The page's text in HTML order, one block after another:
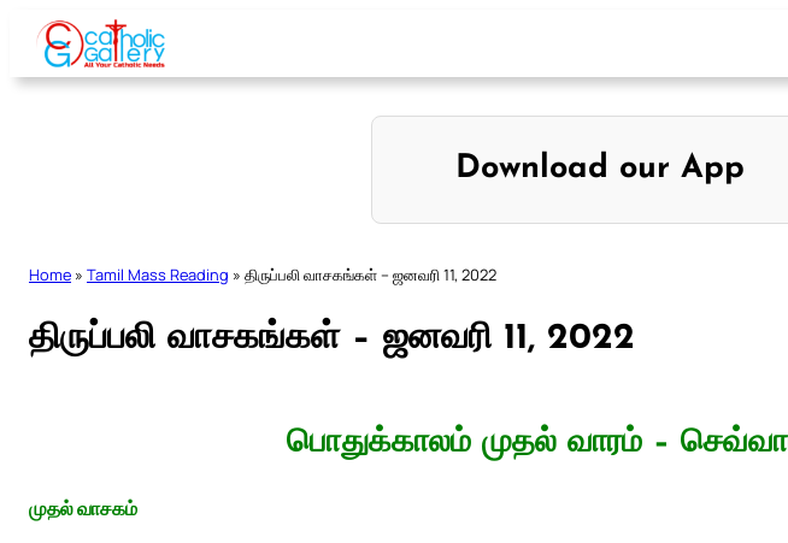
Skip
content
Download our App
Home » Tamil Mass Reading » திருப்பலி வாசகங்கள் – ஜனவரி 11, 2022
திருப்பலி வாசகங்கள் – ஜனவரி 11, 2022
பொதுக்காலம் முதல் வாரம் –
முதல் வாசகம்